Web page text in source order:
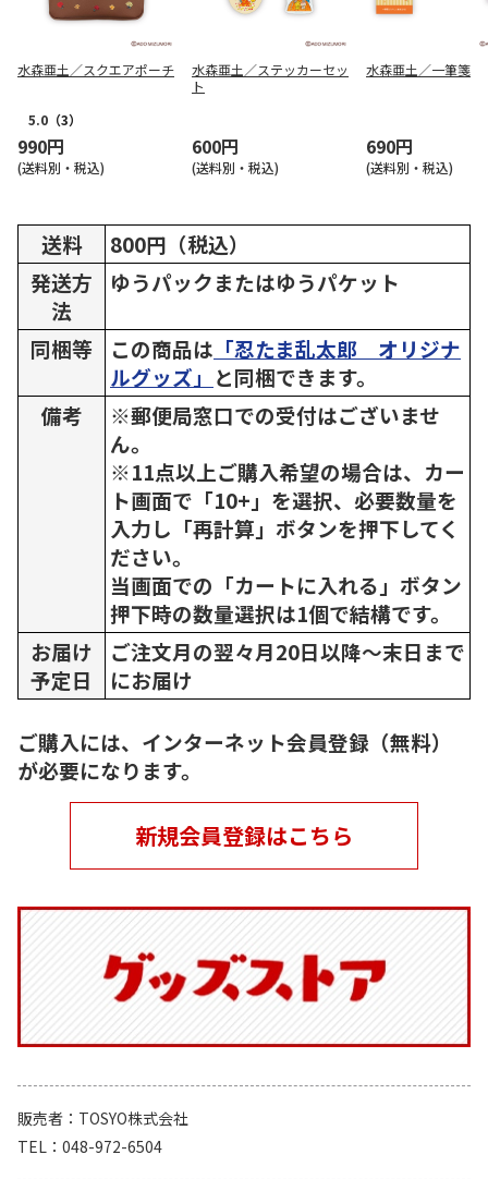
水森亜土／スクエアポーチ
5.0 （3）
990円
(送料別・税込)
水森亜土／ステッカーセッ
ト
600円
(送料別・税込)
水森亜土／一筆箋
690円
(送料別・税込)
送料
800円（税込）
発送方
法
ゆうパックまたはゆうパケット
同梱等 この商品は 「忍たま乱太郎 オリジナ
ルグッズ」 と同梱できます。
備考
※郵便局窓口での受付はございませ
ん。
※11点以上ご購入希望の場合は、カー
ト画面で「10+」を選択、必要数量を
入力し「再計算」ボタンを押下してく
ださい。
当画面での「カートに入れる」ボタン
押下時の数量選択は1個で結構です。
お届け
予定日
ご注文月の翌々月20日以降～末日まで
にお届け
ご購入には、インターネット会員登録（無料）
が必要になります。
新規会員登録はこちら
販売者
TOSYO株式会社
TEL
048-972-6504